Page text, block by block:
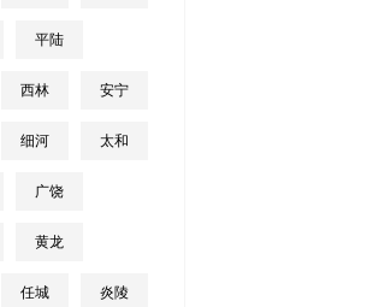
平陆
西林 安宁
细河 太和
广饶
黄龙
任城 炎陵